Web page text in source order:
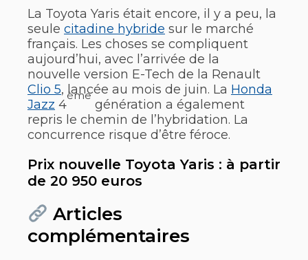
La Toyota Yaris était encore, il y a peu, la
seule citadine hybride sur le marché
français. Les choses se compliquent
aujourd’hui, avec l’arrivée de la
nouvelle version E-Tech de la Renault
Clio 5, lancée au mois de juin. La Honda
Jazz 4
ème
génération a également
repris le chemin de l’hybridation. La
concurrence risque d’être féroce.
Prix nouvelle Toyota Yaris : à partir
de 20 950 euros
Articles
complémentaires